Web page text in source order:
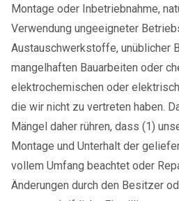
Montage oder Inbetriebnahme,
Verwendung ungeeigneter
Austauschwerkstoffe, unüblicher
mangelhaften Bauarbeiten oder
elektrochemischen oder
die wir nicht zu vertreten haben.
Mängel daher rühren, dass (1)
Montage und Unterhalt der
vollem Umfang beachtet oder
Änderungen durch den Besitzer